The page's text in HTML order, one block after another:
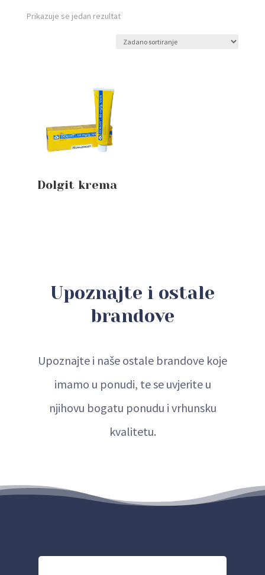
Prikazuje se jedan rezultat
Dolgit krema
Upoznajte i ostale
brandove
Upoznajte i naše ostale brandove koje
imamo u ponudi, te se uvjerite u
njihovu bogatu ponudu i vrhunsku
kvalitetu.